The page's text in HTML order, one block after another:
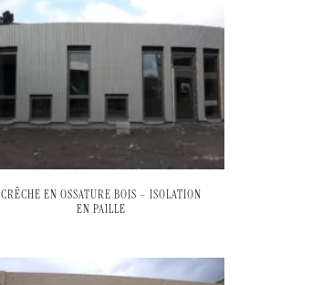
CRÊCHE EN OSSATURE BOIS – ISOLATION
EN PAILLE